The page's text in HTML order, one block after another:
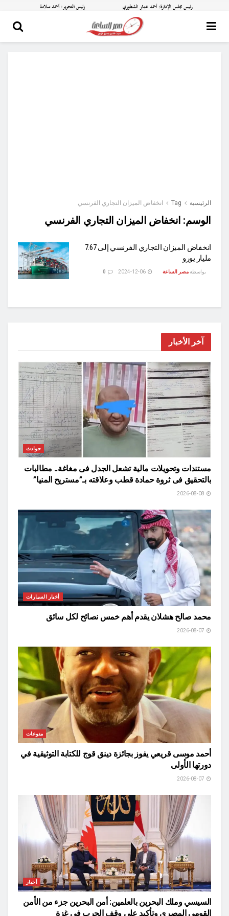
الرئيسية Tag انخفاض الميزان التجاري الفرنسي
الوسم: انخفاض الميزان التجاري الفرنسي
انخفاض الميزان التجاري الفرنسي إلى 7.67
مليار يورو
بواسطة مصر الساعة
آخر الأخبار
حوادث
مستندات وتحويلات مالية تشعل الجدل فى مغاغة.. مطالبات
بالتحقيق فى ثروة حمادة قطب وعلاقته بـ”مستريح المنيا”
أخبار السيارات
محمد صالح هشلان يقدم أهم خمس نصائح لكل سائق
منوعات
أحمد موسى قريعي يفوز بجائزة دينق قوج للكتابة التوثيقية في
دورتها الأولى
أخبار
السيسي وملك البحرين بالعلمين: أمن البحرين جزء من الأمن
القومي المصري وتأكيد على وقف الحرب في غزة